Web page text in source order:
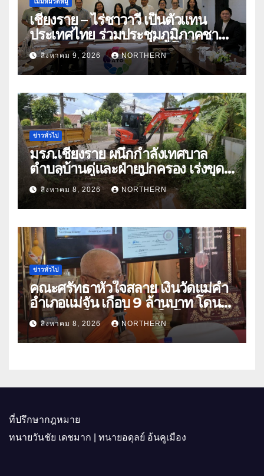
ไม่มีหมวดหมู่
เชียงราย – ไร่ชาวาวี เป็นตัวแทน
ประเทศไทย ร่วมประชุมภูมิภาคชา
อาเซียน ATO 2026 ที่อินโดนีเซีย
หารืออนาคตอุตสาหกรรมชา
ท่ามกลางความท้าทายโลก
สิงหาคม 9, 2026 NORTHERN
ข่าวทั่วไป
มรภ.เชียงราย ผนึกกำลังเทศบาล
ตำบลบ้านดู่และฝ่ายปกครอง เร่งขุด
ลอกสิ่งกีดขวางทางน้ำ ป้องกันและลด
ปัญหาน้ำท่วม
สิงหาคม 8, 2026 NORTHERN
ข่าวทั่วไป
คณะศรัทธาหัวใจสลาย เงินวัดแม่คำ
อำเภอแม่จัน เกือบ 9 ล้านบาท โดน
แก๊งคอลเซ็นเตอร์หลอกให้โอนข้าม
ปีกว่า 66 บัญชี
สิงหาคม 8, 2026 NORTHERN
ที่ปรึกษากฎหมาย
ทนายวันชัย เดชมาก | ทนายอดุลย์ อ้นคูเมือง